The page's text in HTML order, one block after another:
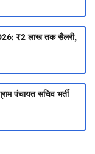
₹2 लाख तक सैलरी,
सचिव भर्ती